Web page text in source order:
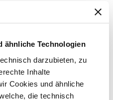
ähnliche Technologien
darzubieten, zu
Inhalte
Cookies und ähnliche
die technisch
zu einer indirekten
unter
wird mit dem
eine